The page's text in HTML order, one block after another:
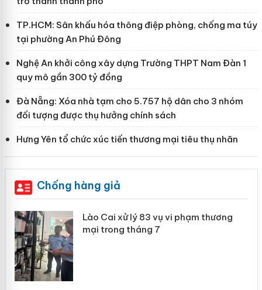
TP.HCM: Sân khấu hóa thông điệp phòng, chống ma túy
tại phường An Phú Đông
Nghệ An khởi công xây dựng Trường THPT Nam Đàn 1
quy mô gần 300 tỷ đồng
Đà Nẵng: Xóa nhà tạm cho 5.757 hộ dân cho 3 nhóm
đối tượng được thụ hưởng chính sách
Hưng Yên tổ chức xúc tiến thương mại tiêu thụ nhãn
Chống hàng giả
Lào Cai xử lý 83 vụ vi phạm thương
mại trong tháng 7